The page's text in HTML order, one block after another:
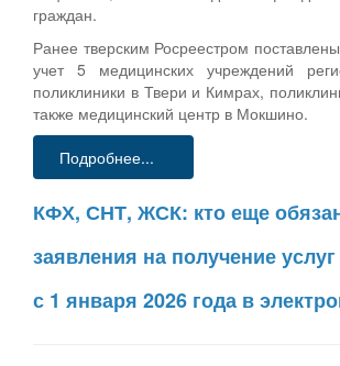
граждан.
Ранее тверским Росреестром
учет 5 медицинских учреждений
поликлиники в Твери и Кимрах,
также медицинский центр в Мокшино.
Подробнее...
КФХ, СНТ, ЖСК: кто еще
заявления на получение
с 1 января 2026 года в